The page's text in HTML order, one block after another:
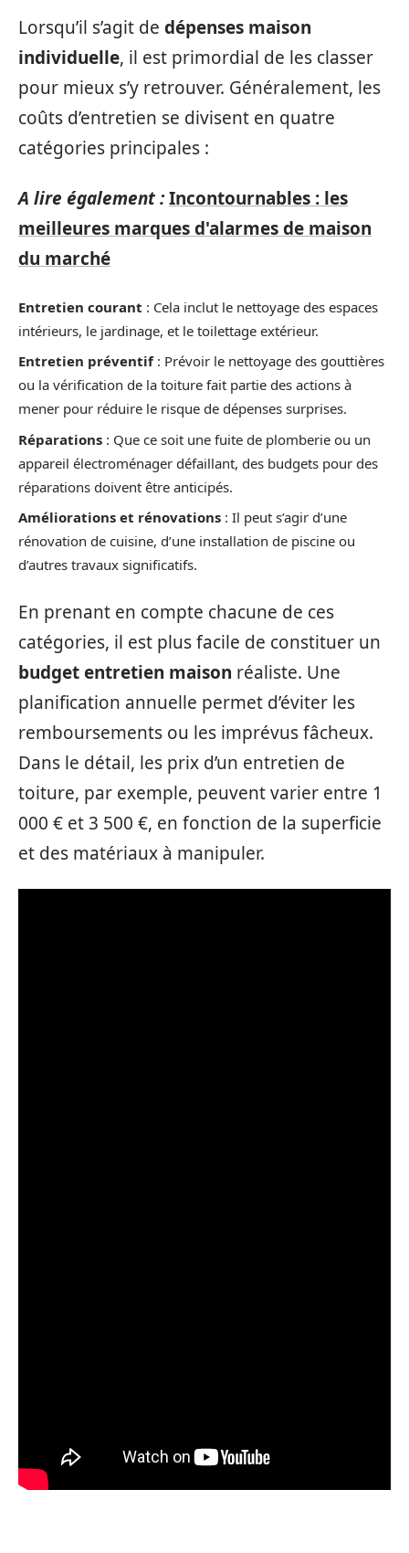
Lorsqu’il s’agit de dépenses maison
individuelle, il est primordial de les classer
pour mieux s’y retrouver. Généralement, les
coûts d’entretien se divisent en quatre
catégories principales :
A lire également :Incontournables : les
meilleures marques d'alarmes de maison
du marché
Entretien courant : Cela inclut le nettoyage des espaces
intérieurs, le jardinage, et le toilettage extérieur.
Entretien préventif: Prévoir le nettoyage des gouttières
ou la vérification de la toiture fait partie des actions à
mener pour réduire le risque de dépenses surprises.
Réparations : Que ce soit une fuite de plomberie ou un
appareil électroménager défaillant, des budgets pour des
réparations doivent être anticipés.
Améliorations et rénovations : Il peut s’agir d’une
rénovation de cuisine, d’une installation de piscine ou
d’autres travaux significatifs.
En prenant en compte chacune de ces
catégories, il est plus facile de constituer un
budget entretien maison réaliste. Une
planification annuelle permet d’éviter les
remboursements ou les imprévus fâcheux.
Dans le détail, les prix d’un entretien de
toiture, par exemple, peuvent varier entre 1
000 € et 3 500 €, en fonction de la superficie
et des matériaux à manipuler.